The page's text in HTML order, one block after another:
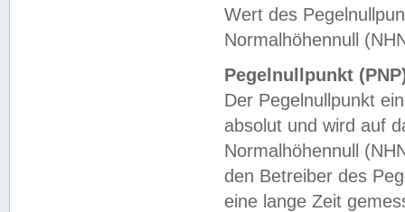
Wert des
Normalhöhennull
Pegelnullpunkt
Der Pegelnullpunkt
absolut und wird auf
Normalhöhennull
den Betreiber des
eine lange Zeit